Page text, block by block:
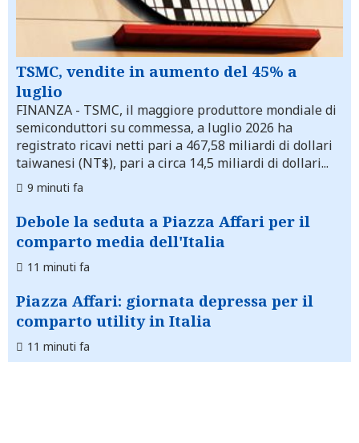
TSMC, vendite in aumento del 45% a
luglio
FINANZA - TSMC, il maggiore produttore mondiale di
semiconduttori su commessa, a luglio 2026 ha
registrato ricavi netti pari a 467,58 miliardi di dollari
taiwanesi (NT$), pari a circa 14,5 miliardi di dollari...
9 minuti fa
Debole la seduta a Piazza Affari per il
comparto media dell'Italia
11 minuti fa
Piazza Affari: giornata depressa per il
comparto utility in Italia
11 minuti fa